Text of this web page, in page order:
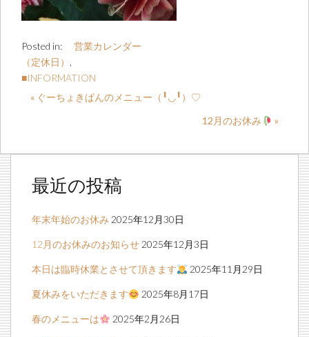
Posted in:
営業カレンダー
（定休日）
■INFORMATION
« ぐーちょきぱんのメニュー（╹◡╹）♡
12月のお休み
»
最近の投稿
年末年始のお休み 2025年12月30日
12月のお休みのお知らせ 2025年12月3日
本日は臨時休業とさせて頂きます 2025年11月29日
夏休みをいただきます 2025年8月17日
春のメニューは 2025年2月26日